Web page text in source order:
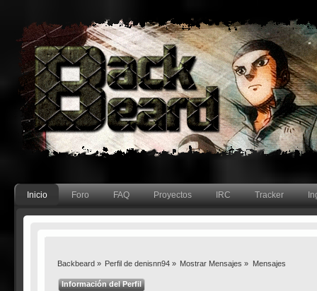
Inicio Foro FAQ Proyectos IRC Tracker
Backbeard» Perfil de denisnn94» Mostrar Mensajes » Mensajes
Información del Perfil